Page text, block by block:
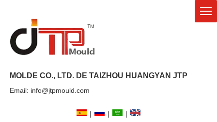
MOLDE CO., LTD. DE TAIZHOU HUANGYAN JTP
Email: info@jtpmould.com
| | |